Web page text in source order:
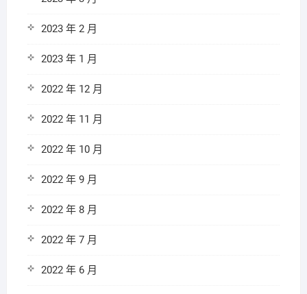
2023 年 2 月
2023 年 1 月
2022 年 12 月
2022 年 11 月
2022 年 10 月
2022 年 9 月
2022 年 8 月
2022 年 7 月
2022 年 6 月